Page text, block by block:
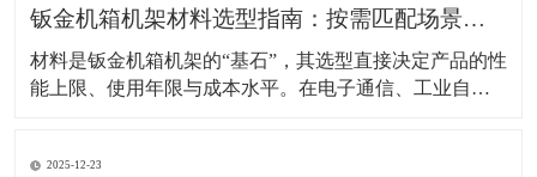
干燥，避免灰尘或湿气侵入机壳内部，尤其是电子设备
钣金机箱机架材料选型指南：按需匹配场景，兼顾性能与经济性
材料是钣金机箱机架的“基石”，其选型直接决定产品的性
能上限、使用年限与成本水平。在电子通信、工业自动
计人员常因材料选型不当，出现“过度设计增加成
2025-12-23